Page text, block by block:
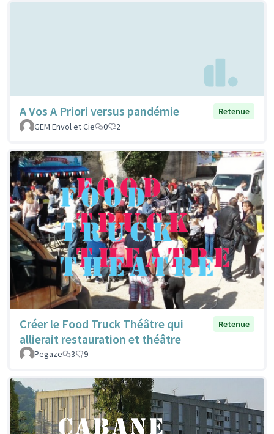
A Vos A Priori versus pandémie
Retenue
GEM Envol et Cie
0 2
Créer le Food Truck Théâtre qui
allierait restauration et théâtre
Retenue
Pegaze 3 9